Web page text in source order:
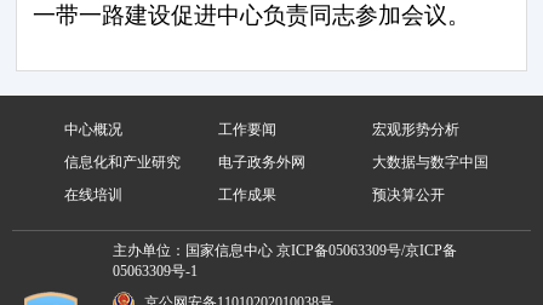
一带一路建设促进中心负责同志参加会议。
中心概况 工作要闻
宏观形势分析
信息化和产业研究
电子政务外网
大数据与数字中国
在线培训
工作成果 预决算公开
主办单位：国家信息中心京ICP备05063309号/京ICP备
05063309号-1